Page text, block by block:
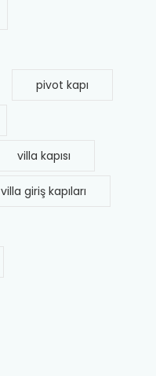
pivot kapı
villa kapısı
villa giriş kapıları